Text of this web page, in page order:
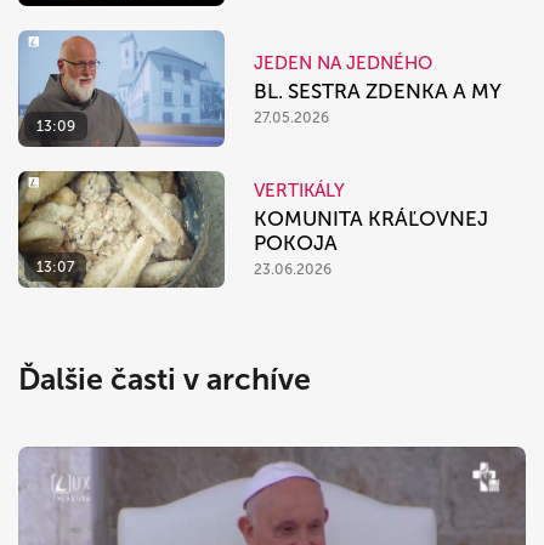
13:09
JEDEN NA JEDNÉHO
BL. SESTRA ZDENKA A MY
27.05.2026
13:07
VERTIKÁLY
KOMUNITA KRÁĽOVNEJ
POKOJA
23.06.2026
Ďalšie časti v archíve